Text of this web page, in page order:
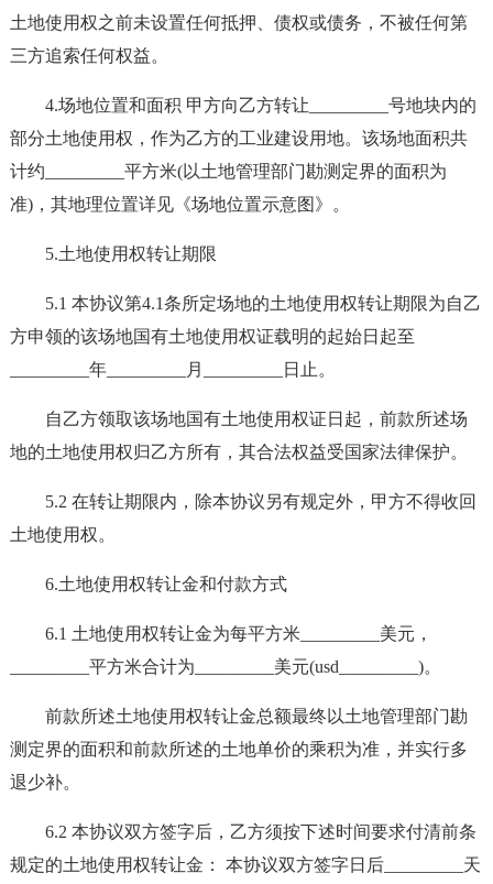
土地使用权之前未设置任何抵押、债权或债务，不被任何第
三方追索任何权益。
4.场地位置和面积 甲方向乙方转让_________号地块内的
部分土地使用权，作为乙方的工业建设用地。该场地面积共
计约_________平方米(以土地管理部门勘测定界的面积为
准)，其地理位置详见《场地位置示意图》。
5.土地使用权转让期限
5.1 本协议第4.1条所定场地的土地使用权转让期限为自乙
方申领的该场地国有土地使用权证载明的起始日起至
_________年_________月_________日止。
自乙方领取该场地国有土地使用权证日起，前款所述场
地的土地使用权归乙方所有，其合法权益受国家法律保护。
5.2 在转让期限内，除本协议另有规定外，甲方不得收回
土地使用权。
6.土地使用权转让金和付款方式
6.1 土地使用权转让金为每平方米_________美元，
_________平方米合计为_________美元(usd_________)。
前款所述土地使用权转让金总额最终以土地管理部门勘
测定界的面积和前款所述的土地单价的乘积为准，并实行多
退少补。
6.2 本协议双方签字后，乙方须按下述时间要求付清前条
规定的土地使用权转让金： 本协议双方签字日后_________天